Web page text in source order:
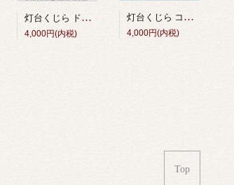
灯台くじら ドライTシャツ（白） <独立20周年記念グッズ＞
4,000円(内税)
灯台くじら コットンTシャツ（アシッドブルー） <独立20周年記念グッズ＞
4,000円(内税)
Top